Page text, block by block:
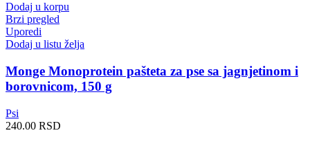
Dodaj u korpu
Brzi pregled
Uporedi
Dodaj u listu želja
Monge Monoprotein pašteta za pse sa jagnjetinom i
borovnicom, 150 g
Psi
240.00 RSD